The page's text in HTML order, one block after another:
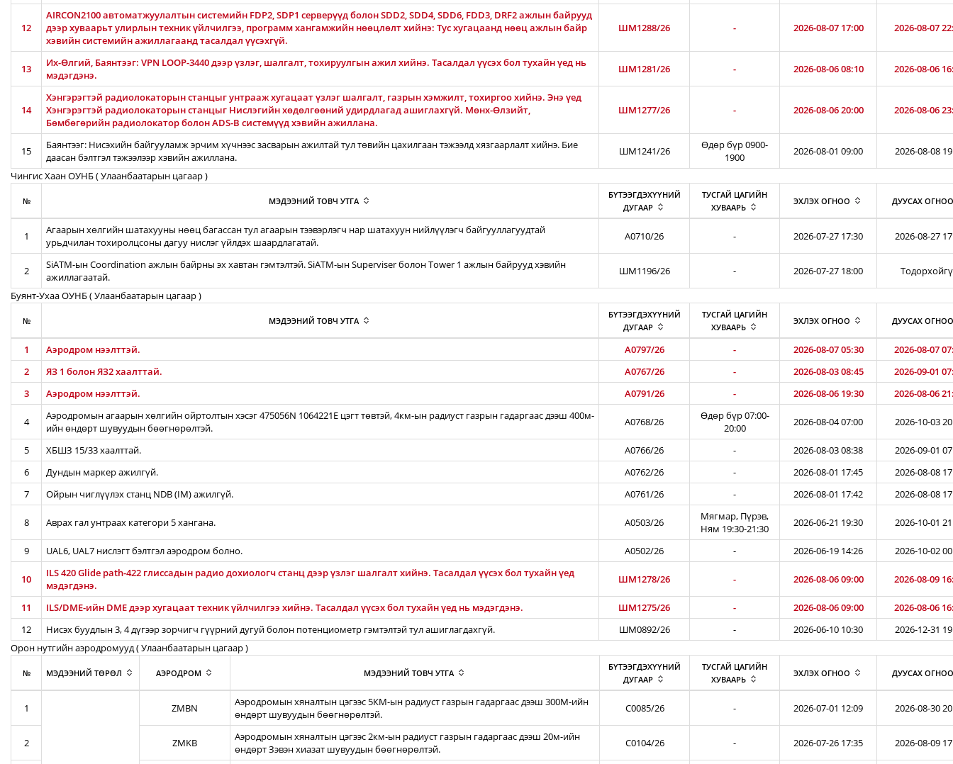
12
AIRCON2100 автоматжуулалтын системийн FDP2, SDP1 серверүүд болон SDD2, SDD4, SDD6, FDD3, DRF2 ажлын байрууд
дээр хуваарьт улирлын техник үйлчилгээ, программ хангамжийн нөөцлөлт хийнэ: Тус хугацаанд нөөц ажлын байр
хэвийн системийн ажиллагаанд тасалдал үүсэхгүй.
ШМ1288/26 - 2026-08-07 17:00 2026-08-07
13
Их-Өлгий, Баянтээг: VPN LOOP-3440 дээр үзлэг, шалгалт, тохируулгын ажил хийнэ. Тасалдал үүсэх бол тухайн үед нь
мэдэгдэнэ.
ШМ1281/26 - 2026-08-06 08:10 2026-08-06
14
Хэнгэрэгтэй радиолокаторын станцыг унтрааж хугацаат үзлэг шалгалт, газрын хэмжилт, тохиргоо хийнэ. Энэ үед
Хэнгэрэгтэй радиолокаторын станцыг Нислэгийн хөдөлгөөний удирдлагад ашиглахгүй. Мөнх-Өлзийт,
Бөмбөгөрийн радиолокатор болон ADS-B системүүд хэвийн ажиллана.
ШМ1277/26 - 2026-08-06 20:00 2026-08-06
15
Баянтээг: Нисэхийн байгууламж эрчим хүчнээс засварын ажилтай тул төвийн цахилгаан тэжээлд хязгаарлалт хийнэ. Бие
даасан бэлтгэл тэжээлээр хэвийн ажиллана.
ШМ1241/26
Өдөр бүр 0900-
1900
2026-08-01 09:00
2026-08-08
Чингис Хаан ОУНБ ( Улаанбаатарын цагаар )
№ МЭДЭЭНИЙ ТОВЧ УТГА
БҮТЭЭГДЭХҮҮНИЙ
ДУГААР
ТУСГАЙ ЦАГИЙН
ХУВААРЬ
ЭХЛЭХ ОГНОО ДУУСАХ ОГНОО
1
Агаарын хөлгийн шатахууны нөөц багассан тул агаарын тээвэрлэгч нар шатахуун нийлүүлэгч байгууллагуудтай
урьдчилан тохиролцсоны дагуу нислэг үйлдэх шаардлагатай.
A0710/26 - 2026-07-27 17:30 2026-08-27
2
SiATM-ын Coordination ажлын байрны эх хавтан гэмтэлтэй. SiATM-ын Superviser болон Tower 1 ажлын байрууд хэвийн
ажиллагаатай.
ШМ1196/26 - 2026-07-27 18:00
Буянт-Ухаа ОУНБ ( Улаанбаатарын цагаар )
№ МЭДЭЭНИЙ ТОВЧ УТГА
БҮТЭЭГДЭХҮҮНИЙ
ДУГААР
ТУСГАЙ ЦАГИЙН
ХУВААРЬ
ЭХЛЭХ ОГНОО ДУУСАХ ОГНОО
1 Аэродром нээлттэй. A0797/26 - 2026-08-07 05:30
2026-08-07
2
ЯЗ 1 болон ЯЗ2 хаалттай. A0767/26 - 2026-08-03 08:45
2026-09-01
3
Аэродром нээлттэй. A0791/26 - 2026-08-06 19:30 2026-08-06
4
Аэродромын агаарын хөлгийн ойртолтын хэсэг 475056N 1064221E цэгт төвтэй, 4км-ын радиуст газрын гадаргаас дээш 400м-
ийн өндөрт шувуудын бөөгнөрөлтэй.
A0768/26
Өдөр бүр 07:00-
20:00
2026-08-04 07:00 2026-10-03
5 ХБШЗ 15/33 хаалттай. A0766/26 - 2026-08-03 08:38
2026-09-01
6
Дундын маркер ажилгүй. A0762/26 - 2026-08-01 17:45
2026-08-08
7
Ойрын чиглүүлэх станц NDB (IM) ажилгүй. A0761/26 - 2026-08-01 17:42 2026-08-08
8 Аврах гал унтраах категори 5 хангана. A0503/26
Мягмар, Пүрэв,
Ням 19:30-21:30
2026-06-21 19:30 2026-10-01
9 UAL6, UAL7 нислэгт бэлтгэл аэродром болно. A0502/26 - 2026-06-19 14:26 2026-10-02
10
ILS 420 Glide path-422 глиссадын радио дохиологч станц дээр үзлэг шалгалт хийнэ. Тасалдал үүсэх бол тухайн үед
мэдэгдэнэ.
ШМ1278/26 - 2026-08-06 09:00 2026-08-09
11 ILS/DME-ийн DME дээр хугацаат техник үйлчилгээ хийнэ. Тасалдал үүсэх бол тухайн үед нь мэдэгдэнэ. ШМ1275/26 - 2026-08-06 09:00
2026-08-06
12
Нисэх буудлын 3, 4 дүгээр зорчигч гүүрний дугуй болон потенциометр гэмтэлтэй тул ашиглагдахгүй. ШМ0892/26 - 2026-06-10 10:30
2026-12-31
Орон нутгийн аэродромууд ( Улаанбаатарын цагаар )
№ МЭДЭЭНИЙ ТӨРӨЛ АЭРОДРОМ МЭДЭЭНИЙ ТОВЧ УТГА
БҮТЭЭГДЭХҮҮНИЙ
ДУГААР
ТУСГАЙ ЦАГИЙН
ХУВААРЬ
ЭХЛЭХ ОГНОО ДУУСАХ ОГНОО
1 ZMBN
Аэродромын хяналтын цэгээс 5КМ-ын радиуст газрын гадаргаас дээш 300М-ийн
өндөрт шувуудын бөөгнөрөлтэй.
C0085/26 - 2026-07-01 12:09 2026-08-30
2 ZMKB
Аэродромын хяналтын цэгээс 2км-ын радиуст газрын гадаргаас дээш 20м-ийн
өндөрт Зэвэн хиазат шувуудын бөөгнөрөлтэй.
C0104/26 - 2026-07-26 17:35 2026-08-09